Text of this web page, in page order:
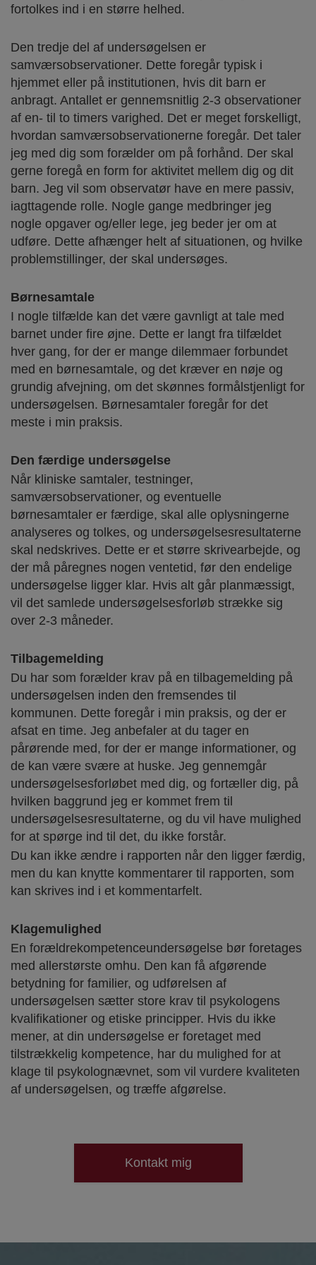
fortolkes ind i en større helhed.
Den tredje del af undersøgelsen er
samværsobservationer. Dette foregår typisk i
hjemmet eller på institutionen, hvis dit barn er
anbragt. Antallet er gennemsnitlig 2-3 observationer
af en- til to timers varighed. Det er meget forskelligt,
hvordan samværsobservationerne foregår. Det taler
jeg med dig som forælder om på forhånd. Der skal
gerne foregå en form for aktivitet mellem dig og dit
barn. Jeg vil som observatør have en mere passiv,
iagttagende rolle. Nogle gange medbringer jeg
nogle opgaver og/eller lege, jeg beder jer om at
udføre. Dette afhænger helt af situationen, og hvilke
problemstillinger, der skal undersøges.
Børnesamtale
I nogle tilfælde kan det være gavnligt at tale med
barnet under fire øjne. Dette er langt fra tilfældet
hver gang, for der er mange dilemmaer forbundet
med en børnesamtale, og det kræver en nøje og
grundig afvejning, om det skønnes formålstjenligt for
undersøgelsen. Børnesamtaler foregår for det
meste i min praksis.
Den færdige undersøgelse
Når kliniske samtaler, testninger,
samværsobservationer, og eventuelle
børnesamtaler er færdige, skal alle oplysningerne
analyseres og tolkes, og undersøgelsesresultaterne
skal nedskrives. Dette er et større skrivearbejde, og
der må påregnes nogen ventetid, før den endelige
undersøgelse ligger klar. Hvis alt går planmæssigt,
vil det samlede undersøgelsesforløb strække sig
over 2-3 måneder.
Tilbagemelding
Du har som forælder krav på en tilbagemelding på
undersøgelsen inden den fremsendes til
kommunen. Dette foregår i min praksis, og der er
afsat en time. Jeg anbefaler at du tager en
pårørende med, for der er mange informationer, og
de kan være svære at huske. Jeg gennemgår
undersøgelsesforløbet med dig, og fortæller dig, på
hvilken baggrund jeg er kommet frem til
undersøgelsesresultaterne, og du vil have mulighed
for at spørge ind til det, du ikke forstår.
Du kan ikke ændre i rapporten når den ligger færdig,
men du kan knytte kommentarer til rapporten, som
kan skrives ind i et kommentarfelt.
Klagemulighed
En forældrekompetenceundersøgelse bør foretages
med allerstørste omhu. Den kan få afgørende
betydning for familier, og udførelsen af
undersøgelsen sætter store krav til psykologens
kvalifikationer og etiske principper. Hvis du ikke
mener, at din undersøgelse er foretaget med
tilstrækkelig kompetence, har du mulighed for at
klage til psykolognævnet, som vil vurdere kvaliteten
af undersøgelsen, og træffe afgørelse.
Kontakt mig